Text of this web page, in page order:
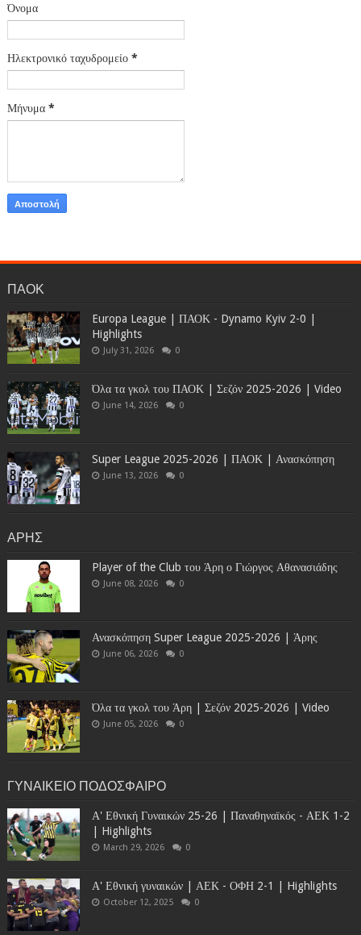
Όνομα
Ηλεκτρονικό ταχυδρομείο *
Μήνυμα *
ΠΑΟΚ
Europa League | ΠΑΟΚ - Dynamo Kyiv 2-0 |
Highlights
July 31, 2026 0
Όλα τα γκολ του ΠΑΟΚ | Σεζόν 2025-2026 | Video
June 14, 2026 0
Super League 2025-2026 | ΠΑΟΚ | Ανασκόπηση
June 13, 2026 0
ΑΡΗΣ
Player of the Club του Άρη ο Γιώργος Αθανασιάδης
June 08, 2026 0
Ανασκόπηση Super League 2025-2026 | Άρης
June 06, 2026 0
Όλα τα γκολ του Άρη | Σεζόν 2025-2026 | Video
June 05, 2026 0
ΓΥΝΑΙΚΕΙΟ ΠΟΔΟΣΦΑΙΡΟ
Α' Εθνική Γυναικών 25-26 | Παναθηναϊκός - ΑΕΚ 1-2
| Highlights
March 29, 2026 0
Α' Εθνική γυναικών | ΑΕΚ - ΟΦΗ 2-1 | Highlights
October 12, 2025 0